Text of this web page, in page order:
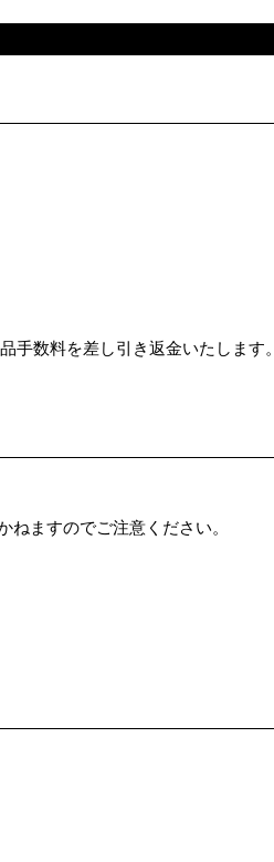
手数料を差し引き返金いたします。
ますのでご注意ください。